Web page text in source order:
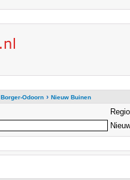
Borger-Odoorn› Nieuw Buinen
Regio